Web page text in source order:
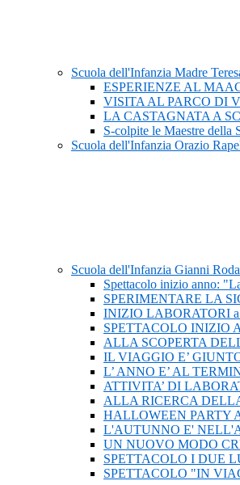
Scuola dell'Infanzia Madre
ESPERIENZE AL
VISITA AL PARCO DI
LA CASTAGNATA A
S-colpite le Maestre della
Scuola dell'Infanzia Orazio
Scuola dell'Infanzia Gianni
Spettacolo inizio anno:
SPERIMENTARE LA
INIZIO LABORATORI
SPETTACOLO INIZIO
ALLA SCOPERTA
IL VIAGGIO E’
L’ ANNO E’ AL
ATTIVITA’ DI
ALLA RICERCA
HALLOWEEN PARTY
L'AUTUNNO E'
UN NUOVO MODO
SPETTACOLO I DUE
SPETTACOLO "IN